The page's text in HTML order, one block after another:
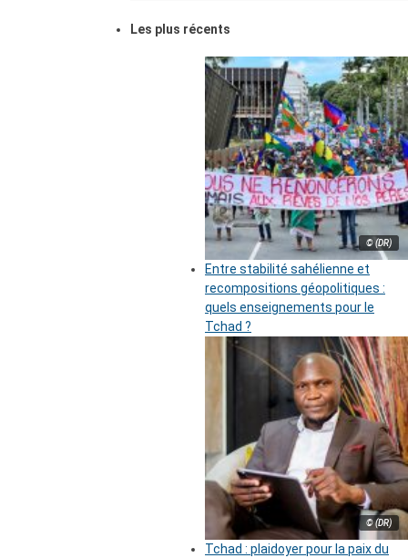
Les plus récents
© (DR)
Entre stabilité sahélienne et
recompositions géopolitiques :
quels enseignements pour le
Tchad ?
© (DR)
Tchad : plaidoyer pour la paix du